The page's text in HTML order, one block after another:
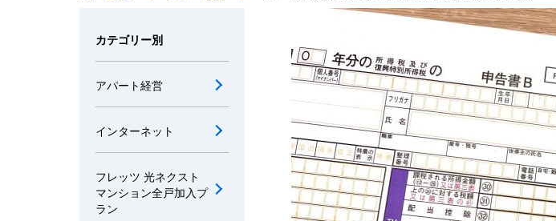
カテゴリー別
アパート経営
インターネット
フレッツ 光ネクスト
マンション全戸加入プ
ラン